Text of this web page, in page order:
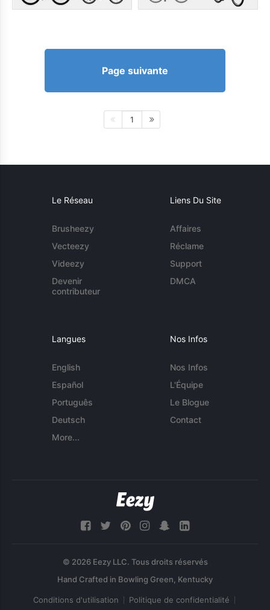
Page suivante
1
Le Réseau
Brusheezy
Vecteezy
Videezy
Devenir
contributeur
Liens Du Site
Affaires
Réclame
Support
DMCA
Langues
English
Español
Português
Deutsch
More...
Nos Infos
Nos Infos
L'Équipe
Le Blogue
Contact
© 2026 Eezy LLC. Tous droits réservés
Conditions d'utilisation Politique de confidentialité